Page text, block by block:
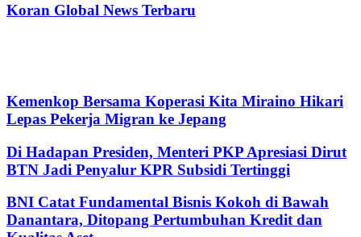
Koran Global News Terbaru
Kemenkop Bersama Koperasi Kita Miraino Hikari
Lepas Pekerja Migran ke Jepang
Di Hadapan Presiden, Menteri PKP Apresiasi Dirut
BTN Jadi Penyalur KPR Subsidi Tertinggi
BNI Catat Fundamental Bisnis Kokoh di Bawah
Danantara, Ditopang Pertumbuhan Kredit dan